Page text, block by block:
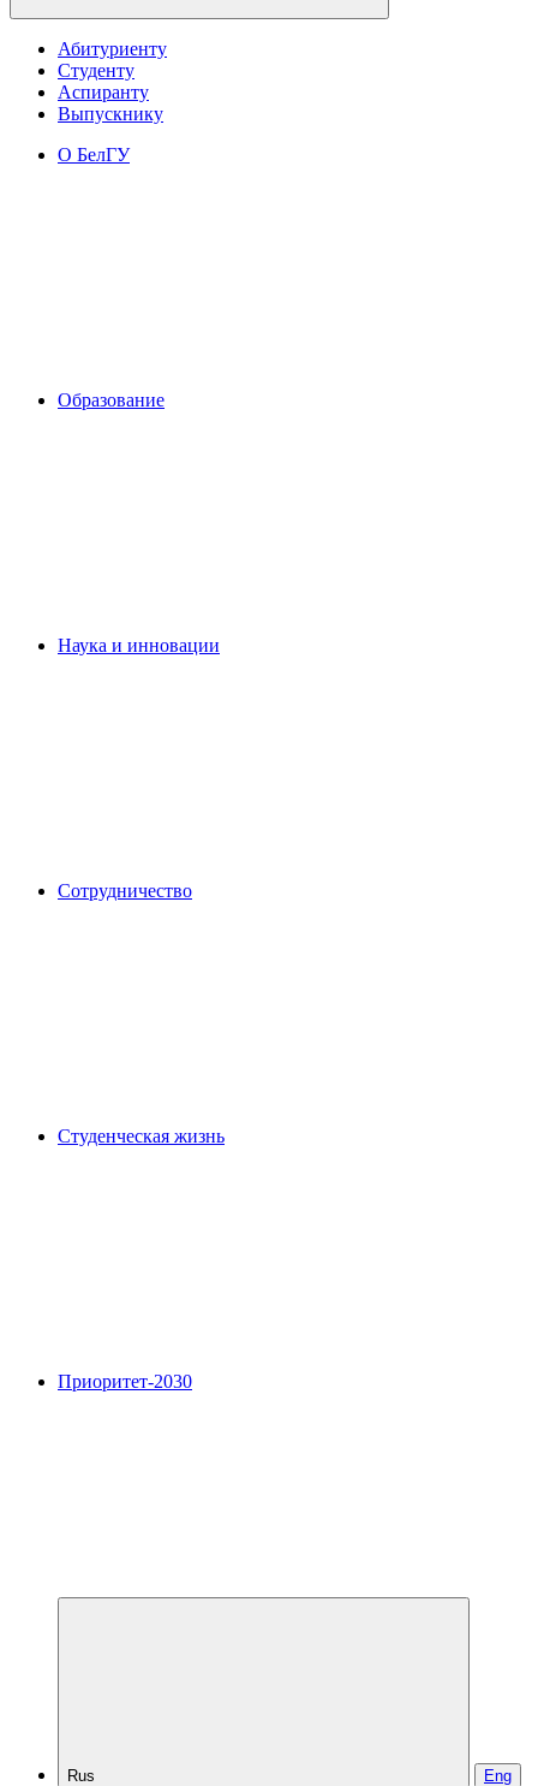
Абитуриенту
Студенту
Аспиранту
Выпускнику
О БелГУ
Образование
Наука и инновации
Сотрудничество
Студенческая жизнь
Приоритет-2030
Rus Eng